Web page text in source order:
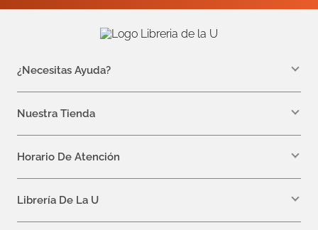
¿Necesitas Ayuda?
WhatsApp +57 310 7157616
servicioalcliente@libreriadelau.com
Nuestra Tienda
Librería de la U - Teusaquillo
Calle 32a # 19- 24
Horario De Atención
Lunes, Jueves y Viernes: 7:00 a.m a 5:00 p.m
Martes y Miércoles: 7:00 a.m a 6:00 p.m.
Librería De La U
¿Quiénes somos?